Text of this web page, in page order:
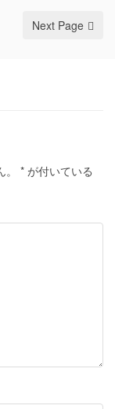
Next Page
* が付いている